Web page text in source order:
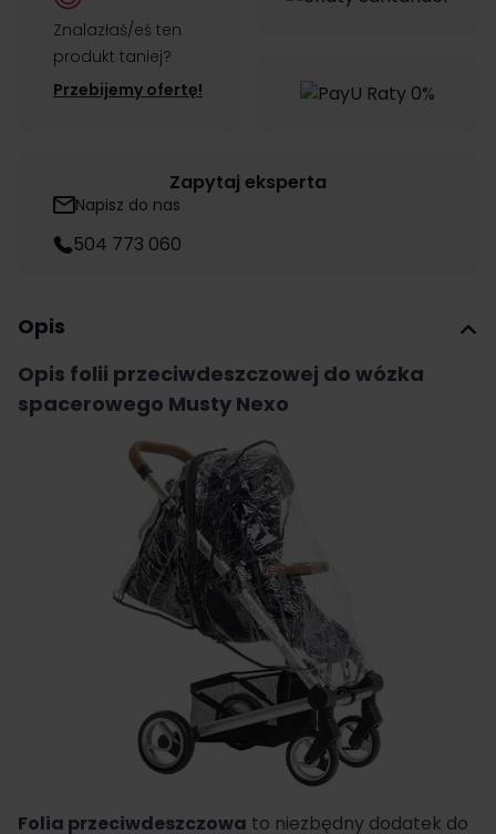
Znalazłaś/eś ten
produkt taniej?
Przebijemy ofertę!
Zapytaj eksperta
Napisz do nas
504 773 060
Opis
Opis folii przeciwdeszczowej do wózka
spacerowego Musty Nexo
Folia przeciwdeszczowa to niezbędny dodatek do